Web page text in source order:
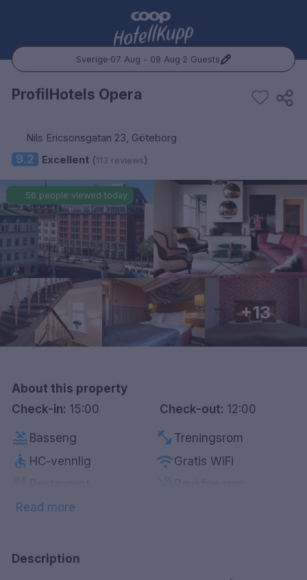
Sverige·07 Aug - 09 Aug·2 Guests
Popular Destinations:
Bergen
Trondheim
Hele Sverige
Stockholm
Göteborg
Done
ProfilHotels Opera
Nils Ericsonsgatan 23, Göteborg
9.2 Excellent(113 reviews)
56 people viewed today
+13
About this property
Check-in: 15:00 Check-out: 12:00
pool Basseng fitness_center Treningsrom
accessible HC-vennlig wifiGratis WiFi
coffeeKaffe/te på rommet
Read more
Description